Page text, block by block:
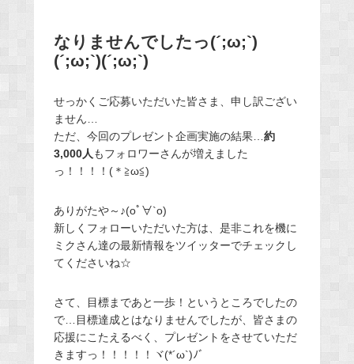
なりませんでしたっ(´;ω;`)
(´;ω;`)(´;ω;`)
せっかくご応募いただいた皆さま、申し訳ござい
ません…
ただ、今回のプレゼント企画実施の結果… 約
3,000人 もフォロワーさんが増えました
っ！！！！(＊≧ω≦)
ありがたや～♪(oﾟ∀`o)
新しくフォローいただいた方は、是非これを機に
ミクさん達の最新情報をツイッターでチェックし
てくださいね☆
さて、目標まであと一歩！というところでしたの
で…目標達成とはなりませんでしたが、皆さまの
応援にこたえるべく、プレゼントをさせていただ
きますっ！！！！！ヾ(*´ω`)ﾉﾞ